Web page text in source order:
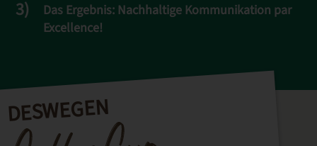
Das Ergebnis: Nachhaltige Kommunikation par
Excellence!
DESWEGEN